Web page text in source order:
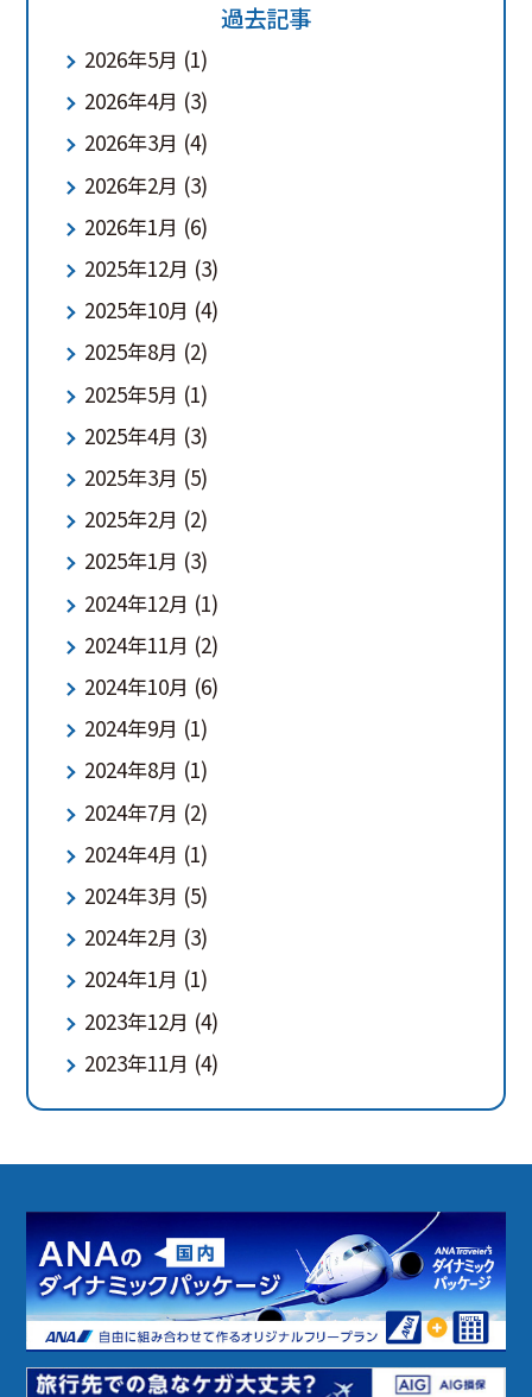
過去記事
2026年5月 (1)
2026年4月 (3)
2026年3月 (4)
2026年2月 (3)
2026年1月 (6)
2025年12月 (3)
2025年10月 (4)
2025年8月 (2)
2025年5月 (1)
2025年4月 (3)
2025年3月 (5)
2025年2月 (2)
2025年1月 (3)
2024年12月 (1)
2024年11月 (2)
2024年10月 (6)
2024年9月 (1)
2024年8月 (1)
2024年7月 (2)
2024年4月 (1)
2024年3月 (5)
2024年2月 (3)
2024年1月 (1)
2023年12月 (4)
2023年11月 (4)